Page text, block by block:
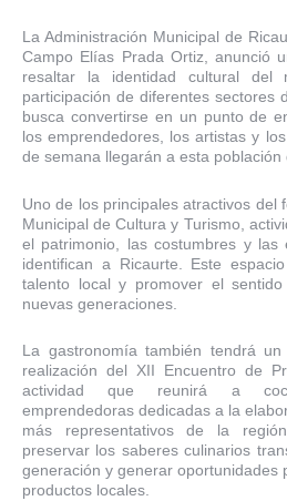
La Administración Municipal de
Campo Elías Prada Ortiz, anunció
resaltar la identidad cultural del
participación de diferentes sectores
busca convertirse en un punto de
los emprendedores, los artistas y
de semana llegarán a esta población
Uno de los principales atractivos del
Municipal de Cultura y Turismo,
el patrimonio, las costumbres y las
identifican a Ricaurte. Este
talento local y promover el
nuevas generaciones.
La gastronomía también tendrá
realización del XII Encuentro de
actividad que reunirá a
emprendedoras dedicadas a la
más representativos de la
preservar los saberes culinarios
generación y generar oportunidades
productos locales.